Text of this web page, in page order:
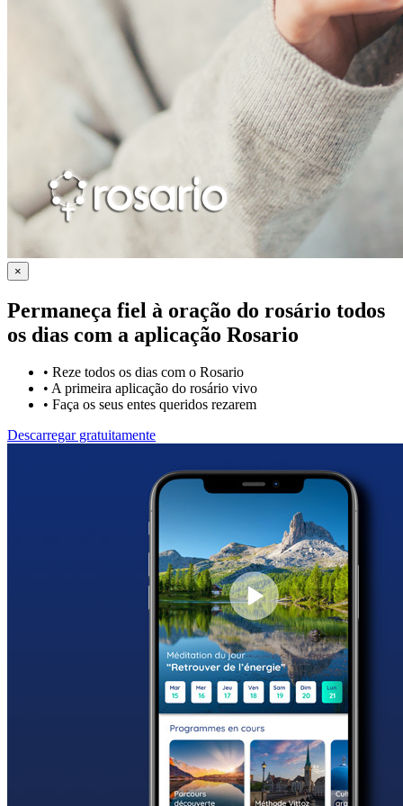
×
Permaneça fiel à oração do rosário todos
os dias com a aplicação Rosario
• Reze todos os dias com o Rosario
• A primeira aplicação do rosário vivo
• Faça os seus entes queridos rezarem
Descarregar gratuitamente